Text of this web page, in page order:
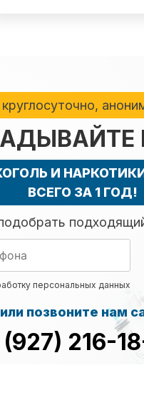
круглосуточно,
И
ВСЕГО ЗА 1 ГОД!
подходящий
персональных данных
или позвоните нам
216-